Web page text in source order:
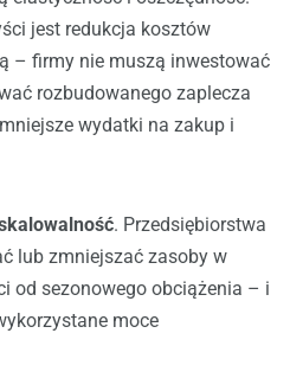
jest redukcja kosztów
– firmy nie muszą inwestować
rozbudowanego zaplecza
wydatki na zakup i
. Przedsiębiorstwa
lub zmniejszać zasoby w
od sezonowego obciążenia – i
moce